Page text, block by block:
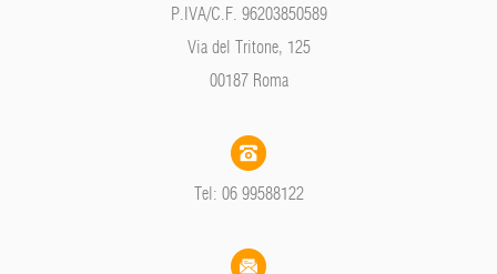
P.IVA/C.F. 96203850589
Via del Tritone, 125
00187 Roma
Tel: 06 99588122